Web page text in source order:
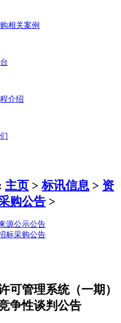
相关案例
介绍
主页 >标讯信息 > 资
购公告 >
源公示公告
标采购公告
可管理系统（一期）
争性谈判公告